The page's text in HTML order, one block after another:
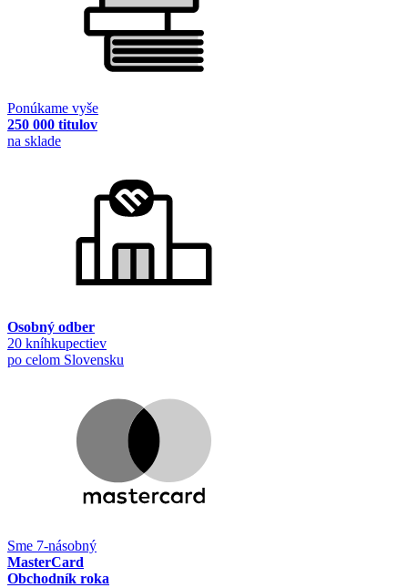
Ponúkame vyše
250 000 titulov
na sklade
Osobný odber
20 kníhkupectiev
po celom Slovensku
Sme 7-násobný
MasterCard
Obchodník roka